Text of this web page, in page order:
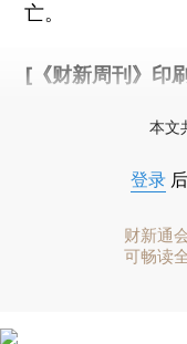
亡。
[《财新周刊》印
本文
登录
财新通
可畅读